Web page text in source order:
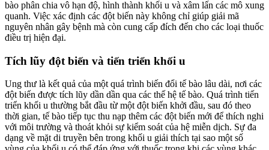
bào phân chia vô hạn độ, hình thành khối u và xâm lấn các mô xung
quanh. Việc xác định các đột biến này không chỉ giúp giải mã
nguyên nhân gây bệnh mà còn cung cấp đích đến cho các loại thuốc
điều trị hiện đại.
Tích lũy đột biến và tiến triển khối u
Ung thư là kết quả của một quá trình biến đổi tế bào lâu dài, nơi các
đột biến được tích lũy dần dần qua các thế hệ tế bào. Quá trình tiến
triển khối u thường bắt đầu từ một đột biến khởi đầu, sau đó theo
thời gian, tế bào tiếp tục thu nạp thêm các đột biến mới để thích nghi
với môi trường và thoát khỏi sự kiểm soát của hệ miễn dịch. Sự đa
dạng về mặt di truyền bên trong khối u giải thích tại sao một số